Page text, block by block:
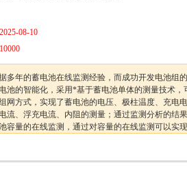
2025-08-10
10000
多年的蓄电池在线监测经验，而成功开发电池组
池的智能化，采用*基于蓄电池单体的测量技术，
网方式，实现了蓄电池的电压、极柱温度、充电电
流、浮充电流、内阻的测量；通过监测分析的结
容量的在线监测，通过对容量的在线监测可以实
能够对失效电池和落后电池进行预警，从而提高整